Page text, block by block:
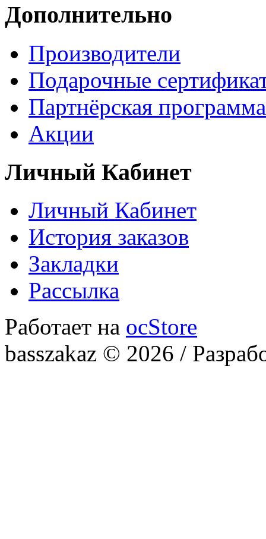
Дополнительно
Производители
Подарочные
Партнёрская программа
Акции
Личный Кабинет
Личный Кабинет
История заказов
Закладки
Рассылка
Работает на ocStore
basszakaz © 2026 /